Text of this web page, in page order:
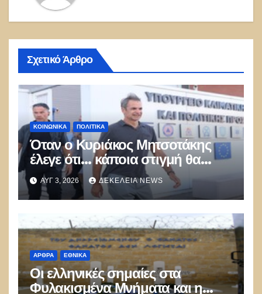
Σχετικό Άρθρο
ΚΟΙΝΩΝΙΚΑ ΠΟΛΙΤΙΚΑ
Όταν ο Κυριάκος Μητσοτάκης
έλεγε ότι… κάποια στιγμή θα
καούν τα δάση
ΑΥΓ 3, 2026 ΔΕΚΈΛΕΙΑ NEWS
ΑΡΘΡΑ ΕΘΝΙΚΑ
Οι ελληνικές σημαίες στα
Φυλακισμένα Μνήματα και η